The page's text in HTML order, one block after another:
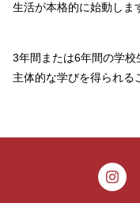
生活が本格的に始動しま
3年間または6年間の学
主体的な学びを得られる